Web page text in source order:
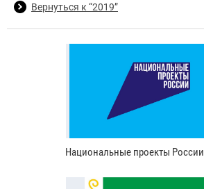
Вернуться к “2019”
Национальные проекты России